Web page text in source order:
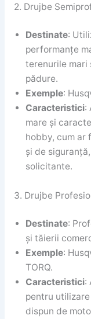
2. Drujbe
Destinate:
performanțe
terenurile mari
pădure.
Exemple:
Caracteristici:
mare și
hobby, cum ar
și de
solicitante.
3. Drujbe
Destinate:
și tăierii
Exemple:
TORQ.
Caracteristici:
pentru
dispun de